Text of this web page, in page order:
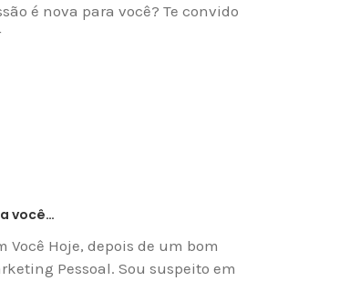
é nova para você? Te convido
você…
Você Hoje, depois de um bom
Pessoal. Sou suspeito em